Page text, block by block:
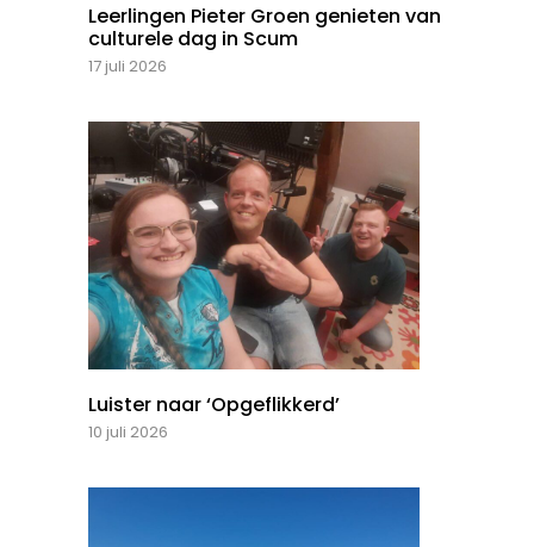
Leerlingen Pieter Groen genieten van
culturele dag in Scum
17 juli 2026
Luister naar ‘Opgeflikkerd’
10 juli 2026